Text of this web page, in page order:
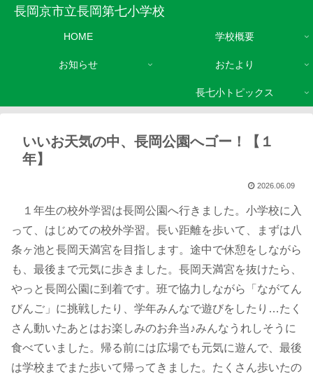
長岡京市立長岡第七小学校
HOME 学校概要
お知らせ おたより
長七小トピックス
いいお天気の中、長岡公園へゴー！【１
年】
2026.06.09
１年生の校外学習は長岡公園へ行きました。小学校に入
って、はじめての校外学習。長い距離を歩いて、まずは八
条ヶ池と長岡天満宮を目指します。途中で休憩をしながら
も、最後まで元気に歩きました。長岡天満宮を抜けたら、
やっと長岡公園に到着です。班で協力しながら「ながてん
びんご」に挑戦したり、学年みんなで遊びをしたり…たく
さん動いたあとはお楽しみのお弁当♪みんなうれしそうに
食べていました。帰る前には広場でも元気に遊んで、最後
は学校までまた歩いて帰ってきました。たくさん歩いたの